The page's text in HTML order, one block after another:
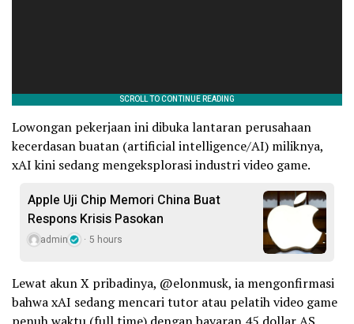
Lowongan pekerjaan ini dibuka lantaran perusahaan
kecerdasan buatan (artificial intelligence/AI) miliknya,
xAI kini sedang mengeksplorasi industri video game.
Apple Uji Chip Memori China Buat
Respons Krisis Pasokan
admin 5 hours
Lewat akun X pribadinya, @elonmusk, ia mengonfirmasi
bahwa xAI sedang mencari tutor atau pelatih video game